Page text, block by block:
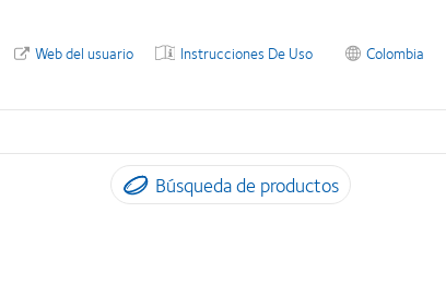
Colombia
Instrucciones De Uso
Web del usuario
Búsqueda de productos